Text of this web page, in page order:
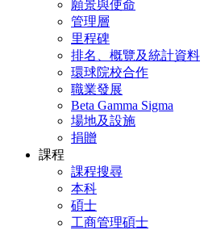
願景與使命
管理層
里程碑
排名、概覽及統計資料
環球院校合作
職業發展
Beta Gamma Sigma
場地及設施
捐贈
課程
課程搜尋
本科
碩士
工商管理碩士